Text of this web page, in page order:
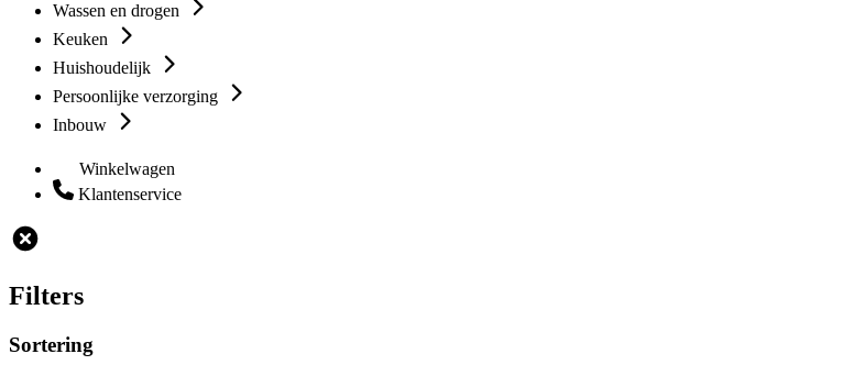
Wassen en drogen
Keuken
Huishoudelijk
Persoonlijke verzorging
Inbouw
Winkelwagen
Klantenservice
Filters
Sortering